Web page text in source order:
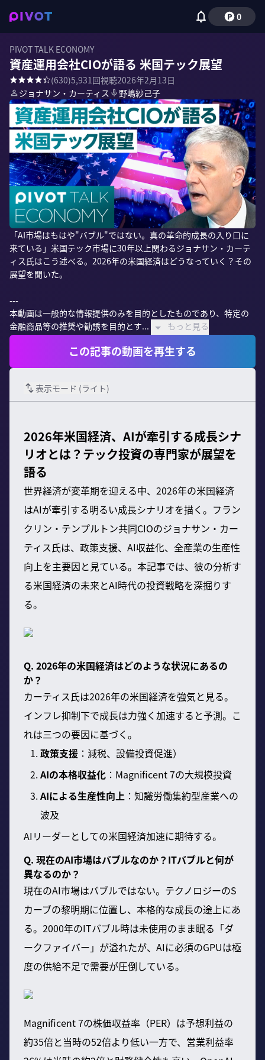
0
PIVOT TALK ECONOMY
資産運用会社CIOが語る 米国テック展望
(630)5,931回視聴2026年2月13日
ジョナサン・カーティス
野嶋紗己子
「AI市場はもはや"バブル"ではない。真の革命的成長の入り口に
来ている」米国テック市場に30年以上関わるジョナサン・カーテ
ィス氏はこう述べる。2026年の米国経済はどうなっていく？その
展望を聞いた。
---
本動画は一般的な情報提供のみを目的としたものであり、特定の
金融商品等の推奨や勧誘を目的とす...
もっと見る
この記事の動画を再生する
表示モード (ライト)
2026年米国経済、AIが牽引する成長シナ
リオとは？テック投資の専門家が展望を
語る
世界経済が変革期を迎える中、2026年の米国経済
はAIが牽引する明るい成長シナリオを描く。フラン
クリン・テンプルトン共同CIOのジョナサン・カー
ティス氏は、政策支援、AI収益化、全産業の生産性
向上を主要因と見ている。本記事では、彼の分析す
る米国経済の未来とAI時代の投資戦略を深掘りす
る。
Q. 2026年の米国経済はどのような状況にあるの
か？
カーティス氏は2026年の米国経済を強気と見る。
インフレ抑制下で成長は力強く加速すると予測。こ
れは三つの要因に基づく。
政策支援 ：減税、設備投資促進）
AIの本格収益化 ：Magnificent 7の大規模投資
AIによる生産性向上 ：知識労働集約型産業への
波及
AIリーダーとしての米国経済加速に期待する。
Q. 現在のAI市場はバブルなのか？ITバブルと何が
異なるのか？
現在のAI市場はバブルではない。テクノロジーのS
カーブの黎明期に位置し、本格的な成長の途上にあ
る。2000年のITバブル時は未使用のまま眠る「ダ
ークファイバー」が溢れたが、AIに必須のGPUは極
度の供給不足で需要が圧倒している。
Magnificent 7の株価収益率（PER）は予想利益の
約35倍と当時の52倍より低い一方で、営業利益率